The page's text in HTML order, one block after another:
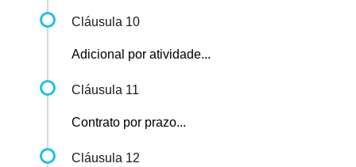
Cláusula 10
Adicional por atividade...
Cláusula 11
Contrato por prazo...
Cláusula 12